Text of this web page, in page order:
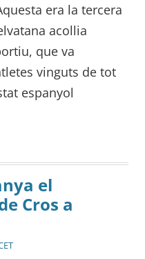
era la tercera
acollia
que va
vinguts de tot
espanyol
el
Cros a